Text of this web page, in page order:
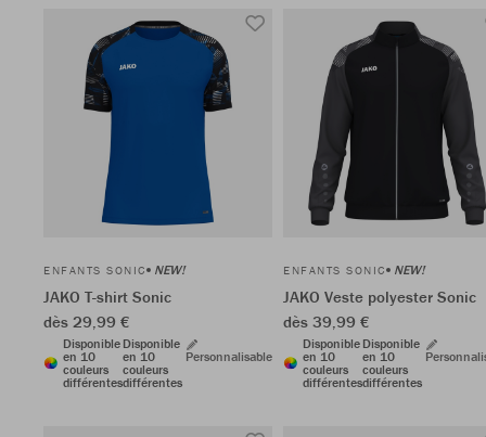
ENFANTS SONIC NEW!
JAKO T-shirt Sonic
dès 29,99 €
Disponible
en 10
couleurs
différentes
Disponible
en 10
couleurs
différentes
Personnalisable
ENFANTS SONIC NEW!
JAKO Veste polyester Sonic
dès 39,99 €
Disponible
en 10
couleurs
différentes
Disponible
en 10
couleurs
différentes